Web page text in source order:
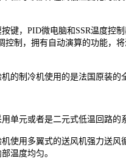
键，PID微电脑和SSR温度控
控制，拥有自动演算的功能，将
的制冷机使用的是法国原装的
单元或者是二元式低温回路的
使用多翼式的送风机强力送风
温度均匀。